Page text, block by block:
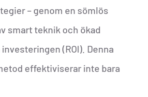
– genom en sömlös
smart teknik och ökad
(ROI). Denna
effektiviserar inte bara